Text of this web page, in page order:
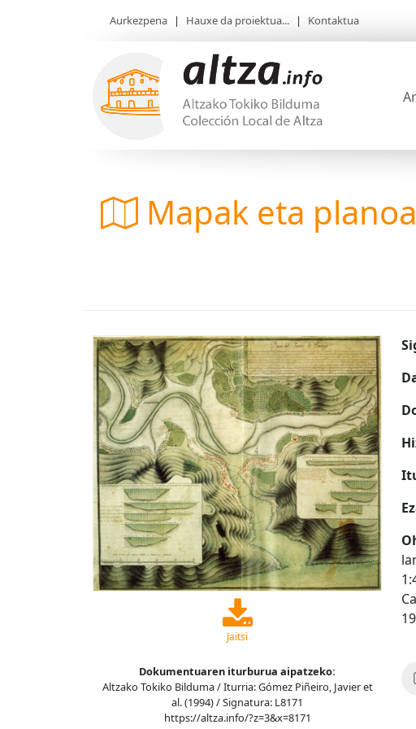
Aurkezpena | Hauxe da proiektua... | Kontaktua
Mapak eta
Jaitsi
Dokumentuaren iturburua aipatzeko:
Altzako Tokiko Bilduma / Iturria: Gómez Piñeiro, Javier et
al. (1994) / Signatura: L8171
https://altza.info/?z=3&x=8171